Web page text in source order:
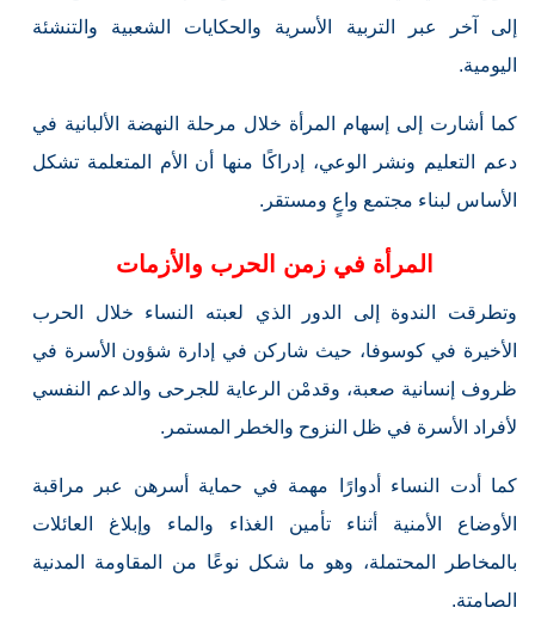
إلى آخر عبر التربية الأسرية والحكايات الشعبية والتنشئة
اليومية.
كما أشارت إلى إسهام المرأة خلال مرحلة النهضة الألبانية في
دعم التعليم ونشر الوعي، إدراكًا منها أن الأم المتعلمة تشكل
الأساس لبناء مجتمع واعٍ ومستقر.
المرأة في زمن الحرب والأزمات
وتطرقت الندوة إلى الدور الذي لعبته النساء خلال الحرب
الأخيرة في كوسوفا، حيث شاركن في إدارة شؤون الأسرة في
ظروف إنسانية صعبة، وقدمْن الرعاية للجرحى والدعم النفسي
لأفراد الأسرة في ظل النزوح والخطر المستمر.
كما أدت النساء أدوارًا مهمة في حماية أسرهن عبر مراقبة
الأوضاع الأمنية أثناء تأمين الغذاء والماء وإبلاغ العائلات
بالمخاطر المحتملة، وهو ما شكل نوعًا من المقاومة المدنية
الصامتة.